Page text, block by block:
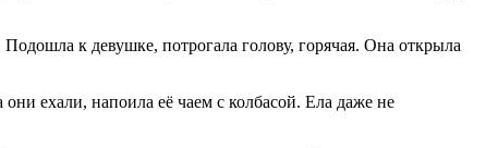
к девушке, потрогала голову, горячая. Она открыла
ехали, напоила её чаем с колбасой. Ела даже не